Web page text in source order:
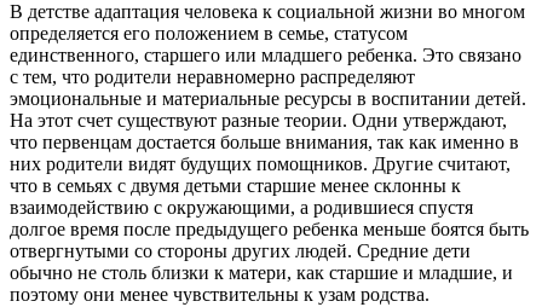
В детстве адаптация человека к социальной жизни во многом
определяется его положением в семье, статусом
единственного, старшего или младшего ребенка. Это связано
с тем, что родители неравномерно распределяют
эмоциональные и материальные ресурсы в воспитании детей.
На этот счет существуют разные теории. Одни утверждают,
что первенцам достается больше внимания, так как именно в
них родители видят будущих помощников. Другие считают,
что в семьях с двумя детьми старшие менее склонны к
взаимодействию с окружающими, а родившиеся спустя
долгое время после предыдущего ребенка меньше боятся быть
отвергнутыми со стороны других людей. Средние дети
обычно не столь близки к матери, как старшие и младшие, и
поэтому они менее чувствительны к узам родства.